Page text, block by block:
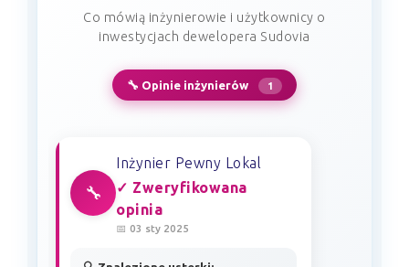
Co mówią inżynierowie i użytkownicy o
inwestycjach dewelopera Sudovia
🔧 Opinie inżynierów 1
🔧
Inżynier Pewny Lokal
✓ Zweryfikowana
opinia
📅 03 sty 2025